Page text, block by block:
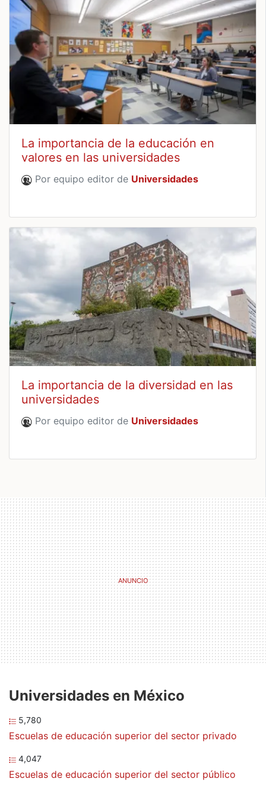
La importancia de la educación en
valores en las universidades
Por equipo editor de Universidades
La importancia de la diversidad en las
universidades
Por equipo editor de Universidades
Universidades en México
5,780
Escuelas de educación superior del sector privado
4,047
Escuelas de educación superior del sector público